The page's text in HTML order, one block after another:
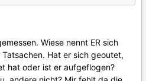
Wiese nennt ER sich
Hat er sich geoutet,
hat oder ist er aufgeflogen?